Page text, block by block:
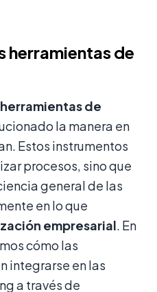
herramientas de
herramientas de
la manera en
Estos instrumentos
procesos, sino que
general de las
en lo que
empresarial. En
cómo las
integrarse en las
a través de